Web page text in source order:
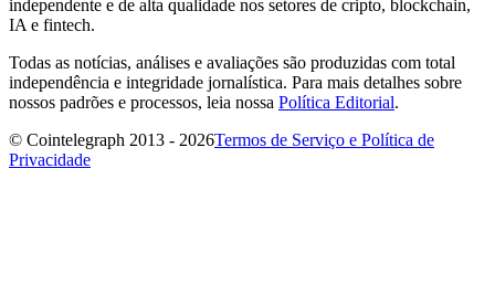
independente e de alta qualidade nos setores de cripto, blockchain,
IA e fintech.
Todas as notícias, análises e avaliações são produzidas com total
independência e integridade jornalística. Para mais detalhes sobre
nossos padrões e processos, leia nossa Política Editorial.
© Cointelegraph 2013 - 2026Termos de Serviço e Política de
Privacidade